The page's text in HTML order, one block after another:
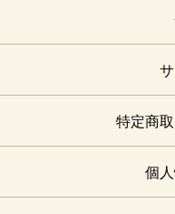
特定商
個